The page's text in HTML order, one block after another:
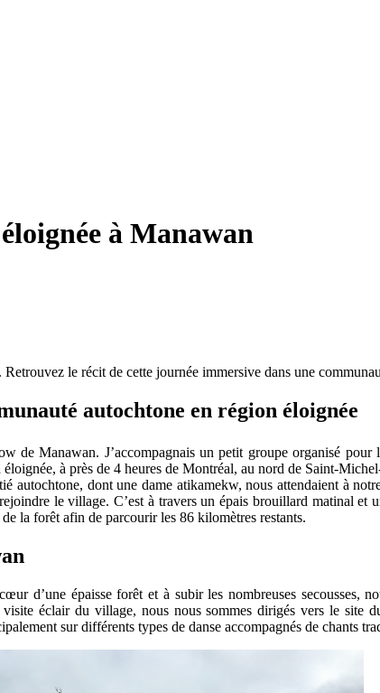
à Manawan
le récit de cette journée immersive dans une
autochtone en région éloignée
de Manawan. J’accompagnais un petit groupe organisé pour
à près de 4 heures de Montréal, au nord de Saint-
autochtone, dont une dame atikamekw, nous attendaient à
le village. C’est à travers un épais brouillard matinal
la forêt afin de parcourir les 86 kilomètres restants.
d’une épaisse forêt et à subir les nombreuses
éclair du village, nous nous sommes dirigés vers le site
sur différents types de danse accompagnés de chants